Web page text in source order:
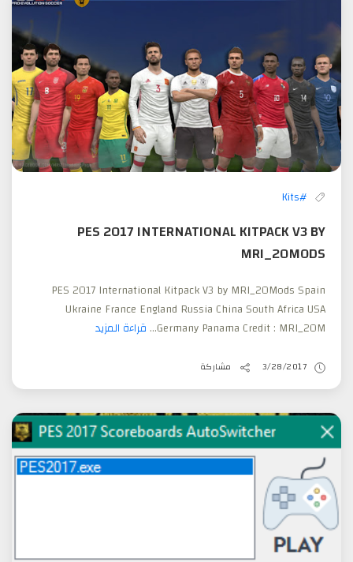
#Kits
PES 2017 INTERNATIONAL KITPACK V3 BY
MRI_20MODS
PES 2017 International Kitpack V3 by MRI_20Mods Spain
Ukraine France England Russia China South Africa USA
Germany Panama Credit : MRI_20M... قراءة المزيد
3/28/2017 مشاركة